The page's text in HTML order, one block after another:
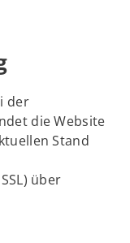
der
die Website
Stand
über